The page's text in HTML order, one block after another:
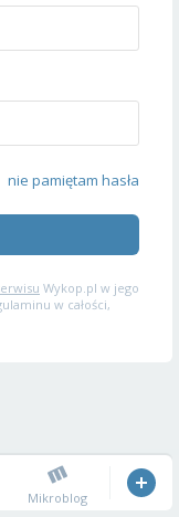
nie pamiętam hasła
Wykop.pl w jego
w całości,
Mikroblog